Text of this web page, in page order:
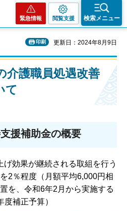
緊急情報 閲覧支援 検索メニュー
印刷 更新日：2024年8月9日
介護職員処遇改善
て
援補助金の概要
効果が継続される取組を行う
2％程度（月額平均6,000円相
を、令和6年2月から実施する
補正予算）